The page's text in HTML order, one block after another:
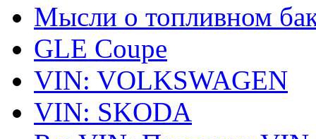
Мысли о топливном
GLE Coupe
VIN: VOLKSWAGEN
VIN: SKODA